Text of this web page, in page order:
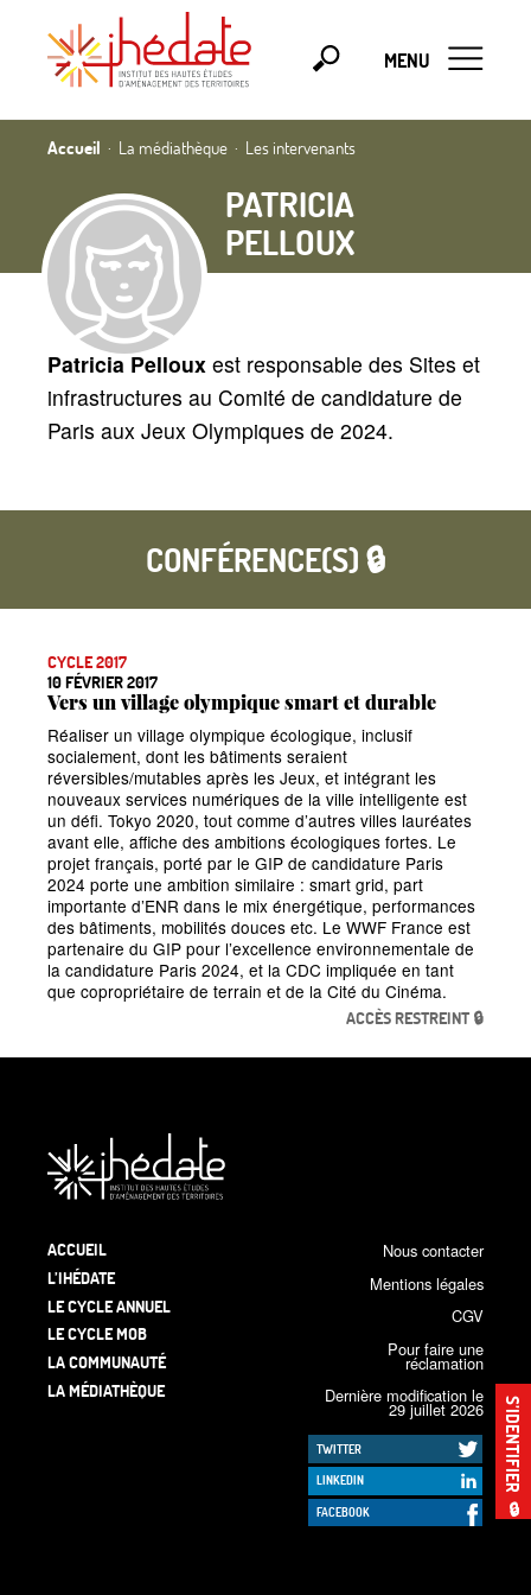
MENU
S’IDENTIFIER
🔒
Accueil La médiathèque Les intervenants
PATRICIA
PELLOUX
Patricia Pelloux est responsable des Sites et
infrastructures au Comité de candidature de
Paris aux Jeux Olympiques de 2024.
CONFÉRENCE(S) 🔒
CYCLE 2017
10 FÉVRIER 2017
Vers un village olympique smart et durable
Réaliser un village olympique écologique, inclusif
socialement, dont les bâtiments seraient
réversibles/mutables après les Jeux, et intégrant les
nouveaux services numériques de la ville intelligente est
un défi. Tokyo 2020, tout comme d’autres villes lauréates
avant elle, affiche des ambitions écologiques fortes. Le
projet français, porté par le GIP de candidature Paris
2024 porte une ambition similaire : smart grid, part
importante d’ENR dans le mix énergétique, performances
des bâtiments, mobilités douces etc. Le WWF France est
partenaire du GIP pour l’excellence environnementale de
la candidature Paris 2024, et la CDC impliquée en tant
que copropriétaire de terrain et de la Cité du Cinéma.
ACCÈS RESTREINT 🔒
ACCUEIL
L’IHÉDATE
LE CYCLE ANNUEL
LE CYCLE MOB
LA COMMUNAUTÉ
LA MÉDIATHÈQUE
Nous contacter
Mentions légales
CGV
Pour faire une
réclamation
Dernière modification le
29 juillet 2026
TWITTER
LINKEDIN
FACEBOOK